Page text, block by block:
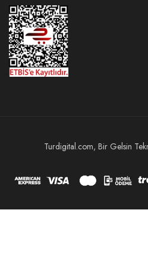
Turdigital.com, Bir Gelsin